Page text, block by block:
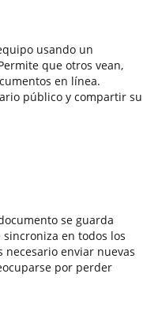
usando un
que otros vean,
en línea.
público y compartir su
se guarda
en todos los
enviar nuevas
por perder